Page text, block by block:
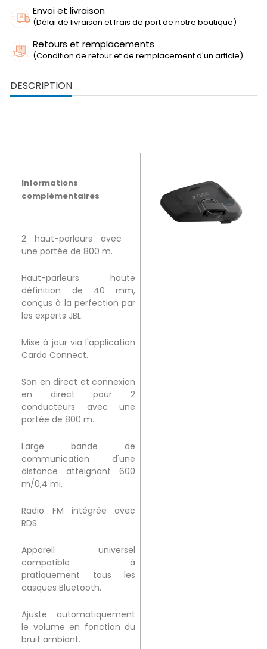
Envoi et livraison
(Délai de livraison et frais de port de notre boutique)
Retours et remplacements
(Condition de retour et de remplacement d'un article)
DESCRIPTION
Informations
complémentaires
2 haut-parleurs avec
une portée de 800 m.
Haut-parleurs haute
définition de 40 mm,
conçus à la perfection par
les experts JBL.
Mise à jour via l'application
Cardo Connect.
Son en direct et connexion
en direct pour 2
conducteurs avec une
portée de 800 m.
Large bande de
communication d'une
distance atteignant 600
m/0,4 mi.
Radio FM intégrée avec
RDS.
Appareil universel
compatible à
pratiquement tous les
casques Bluetooth.
Ajuste automatiquement
le volume en fonction du
bruit ambiant.